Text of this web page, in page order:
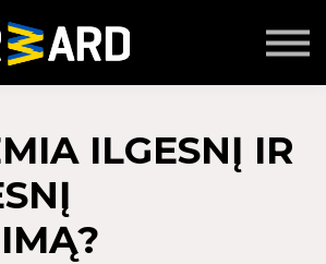
Seminarai
PrisijungtiILGESNĮ IR